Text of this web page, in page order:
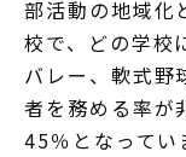
部活動の地域化
校で、どの学校
バレー、軟式野
者を務める率が
45％となってい